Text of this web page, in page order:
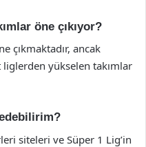
öne çıkıyor?
çıkmaktadır, ancak
yükselen takımlar
siteleri ve Süper 1 Lig’in